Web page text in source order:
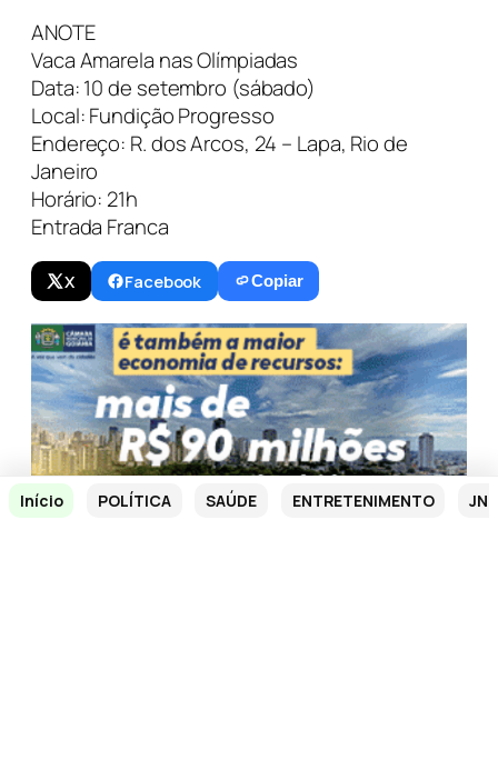
Início POLÍTICA SAÚDE ENTRETENIMENTO JN
X Facebook Copiar
ANOTE
Vaca Amarela nas Olímpiadas
Data: 10 de setembro (sábado)
Local: Fundição Progresso
Endereço: R. dos Arcos, 24 – Lapa, Rio de
Janeiro
Horário: 21h
Entrada Franca